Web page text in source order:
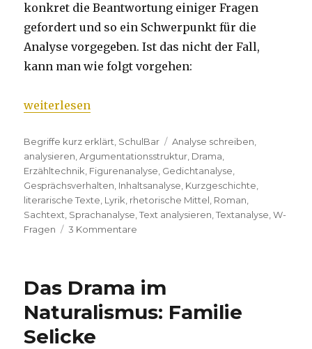
konkret die Beantwortung einiger Fragen
gefordert und so ein Schwerpunkt für die
Analyse vorgegeben. Ist das nicht der Fall,
kann man wie folgt vorgehen:
„Textanalyse ausführlich“
weiterlesen
Kategorien
Begriffe kurz erklärt SchulBar Tags
Analyse schreiben
analysieren ,Argumentationsstruktur Drama
Erzähltechnik Figurenanalyse Gedichtanalyse
Gesprächsverhalten Inhaltsanalyse Kurzgeschichte
literarische Texte Lyrik rhetorische Mittel Roman
Sachtext Sprachanalyse ,Text analysieren ,Textanalyse ,W-
Fragen
3 Kommentare
Das Drama im
Naturalismus: Familie
Selicke